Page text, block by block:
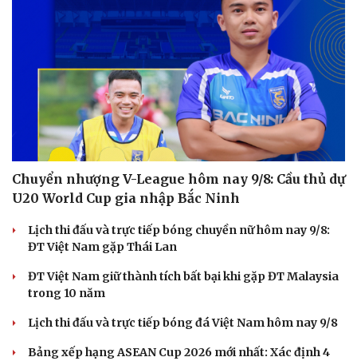
Tư vấn
Săn Tour
check-in
Podcast
Câu chuyện thời sự
Đọc truyện đêm khuya
Cửa sổ tình yêu
Kể chuyện cho bé
Hạt giống tâm hồn
Chuyển nhượng V-League hôm nay 9/8: Cầu thủ dự
U20 World Cup gia nhập Bắc Ninh
Lịch thi đấu và trực tiếp bóng chuyền nữ hôm nay 9/8:
ĐT Việt Nam gặp Thái Lan
ĐT Việt Nam giữ thành tích bất bại khi gặp ĐT Malaysia
trong 10 năm
Lịch thi đấu và trực tiếp bóng đá Việt Nam hôm nay 9/8
Bảng xếp hạng ASEAN Cup 2026 mới nhất: Xác định 4